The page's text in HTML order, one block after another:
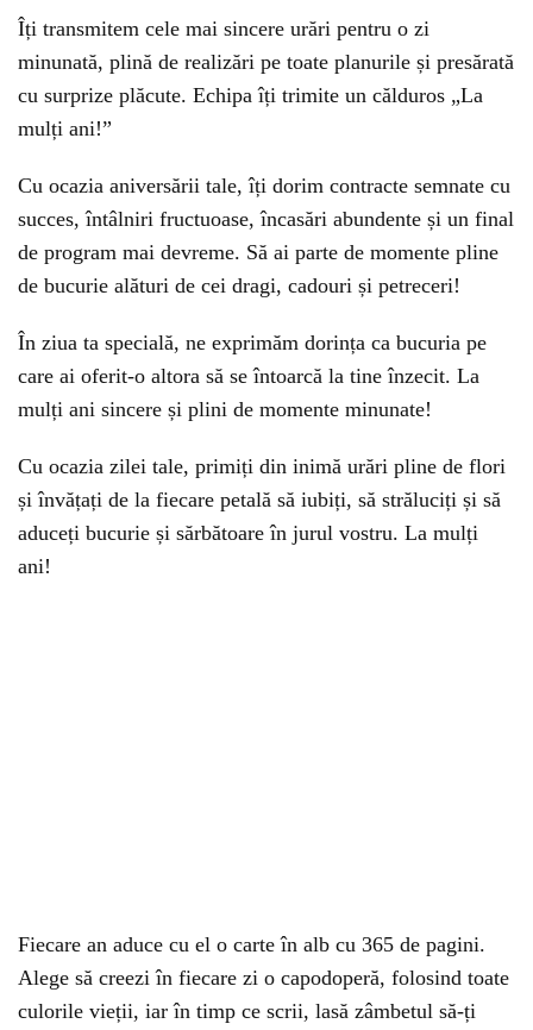
Îți transmitem cele mai sincere urări pentru o zi
minunată, plină de realizări pe toate planurile și presărată
cu surprize plăcute. Echipa îți trimite un călduros „La
mulți ani!”
Cu ocazia aniversării tale, îți dorim contracte semnate cu
succes, întâlniri fructuoase, încasări abundente și un final
de program mai devreme. Să ai parte de momente pline
de bucurie alături de cei dragi, cadouri și petreceri!
În ziua ta specială, ne exprimăm dorința ca bucuria pe
care ai oferit-o altora să se întoarcă la tine înzecit. La
mulți ani sincere și plini de momente minunate!
Cu ocazia zilei tale, primiți din inimă urări pline de flori
și învățați de la fiecare petală să iubiți, să străluciți și să
aduceți bucurie și sărbătoare în jurul vostru. La mulți
ani!
Fiecare an aduce cu el o carte în alb cu 365 de pagini.
Alege să creezi în fiecare zi o capodoperă, folosind toate
culorile vieții, iar în timp ce scrii, lasă zâmbetul să-ți